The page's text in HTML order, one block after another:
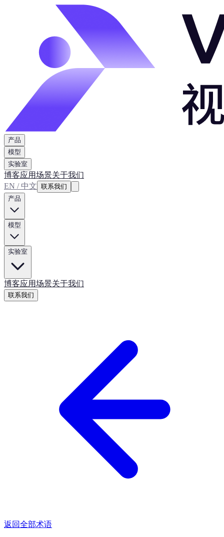
产品
模型
实验室
博客应用场景关于我们
EN / 中文 联系我们
产品
模型
实验室
博客应用场景关于我们
联系我们
返回全部术语